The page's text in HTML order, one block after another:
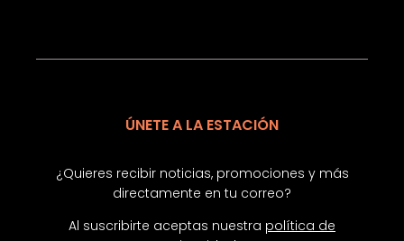
ÚNETE A LA ESTACIÓN
¿Quieres recibir noticias, promociones y más
directamente en tu correo?
Al suscribirte aceptas nuestra política de